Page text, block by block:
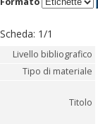
Scheda: 1/1
Livello bibliografico
Tipo di materiale
Titolo